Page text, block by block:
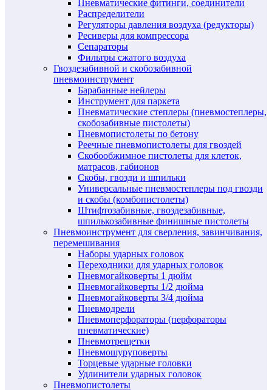
Пневматические фитинги, соединители
Распределители
Регуляторы давления воздуха (редукторы)
Ресиверы для компрессора
Сепараторы
Фильтры сжатого воздуха
Гвоздезабивной и скобозабивной
пневмоинструмент
Барабанные нейлеры
Инструмент для паркета
Пневматические степлеры (пневмостеплеры,
скобозабивные пистолеты)
Пневмопистолеты по бетону
Реечные пневмопистолеты для гвоздей
Скобообжимное пистолеты для клеток,
матрасов, габионов
Скобы, гвозди и шпильки
Универсальные пневмостеплеры под гвозди
и скобы (комбопистолеты)
Штифтозабивные, гвоздезабивные,
шпилькозабивные финишные пистолеты
Пневмоинструмент для сверления, завинчивания,
перемешивания
Наборы ударных головок
Переходники для ударных головок
Пневмогайковерты 1 дюйм
Пневмогайковерты 1/2 дюйма
Пневмогайковерты 3/4 дюйма
Пневмодрели
Пневмоперфораторы (перфораторы
пневматические)
Пневмотрещетки
Пневмошуруповерты
Торцевые ударные головки
Удлинители ударных головок
Пневмопистолеты